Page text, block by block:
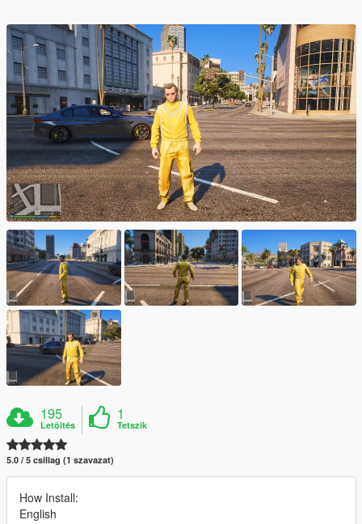
195
Letöltés
1
Tetszik
5.0 / 5 csillag (1 szavazat)
How Install:
English